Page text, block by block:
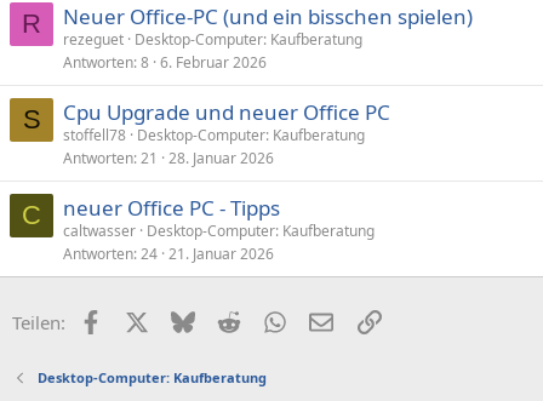
R Neuer Office-PC (und ein bisschen spielen)
rezeguet Desktop-Computer: Kaufberatung
Antworten 8 6. Februar 2026
S Cpu Upgrade und neuer Office PC
stoffell78 Desktop-Computer: Kaufberatung
Antworten 21 28. Januar 2026
C neuer Office PC - Tipps
caltwasser Desktop-Computer: Kaufberatung
Antworten 24 21. Januar 2026
Teilen: FacebookX (Twitter)
BlueskyRedditWhatsApp
E-MailLink
Desktop-Computer: Kaufberatung